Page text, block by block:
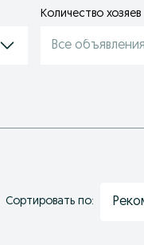
Количество хозяев
Все объявления
Сортировать по: